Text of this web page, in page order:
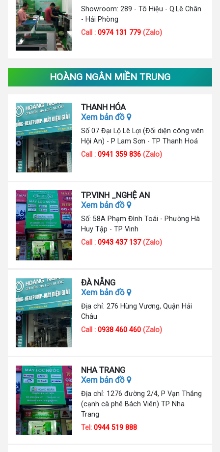
Showroom: 289 - Tô Hiệu - Q.Lê Chân
- Hải Phòng
Call :0974 131 779 (Zalo)
HOÀNG NGÂN MIỀN TRUNG
THANH HÓA
Xem bản đồ
Số 07 Đại Lộ Lê Lợi (Đối diện công viên
Hội An) - P Lam Sơn - TP Thanh Hoá
Call :0941 359 836 (Zalo)
TP.VINH _NGHỆ AN
Xem bản đồ
Số: 58A Phạm Đình Toái - Phường Hà
Huy Tập - TP Vinh
Call :0943 437 137(Zalo)
ĐÀ NẴNG
Xem bản đồ
Địa chỉ: 276 Hùng Vương, Quận Hải
Châu
Call :0938 460 460 (Zalo)
NHA TRANG
Xem bản đồ
Địa chỉ: 1276 đường 2/4, P Vạn Thắng
(cạnh cà phê Bách Viên) TP Nha
Trang
Tel:0944 519 888